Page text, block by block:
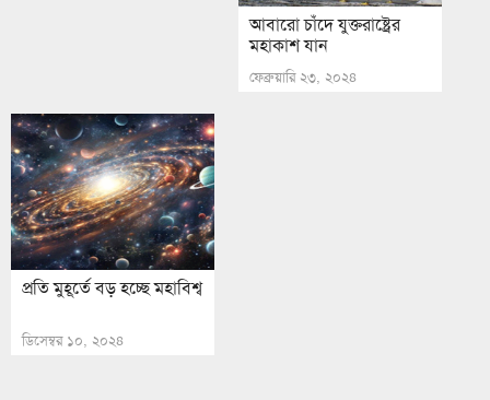
আবারো চাঁদে যুক্তরাষ্ট্রের
মহাকাশ যান
ফেব্রুয়ারি ২৩, ২০২৪
প্রতি মুহূর্তে বড় হচ্ছে মহাবিশ্ব
ডিসেম্বর ১০, ২০২৪